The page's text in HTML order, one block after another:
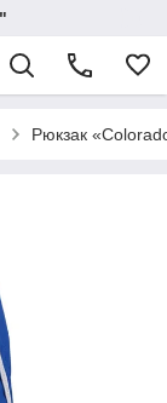
Рюкзак